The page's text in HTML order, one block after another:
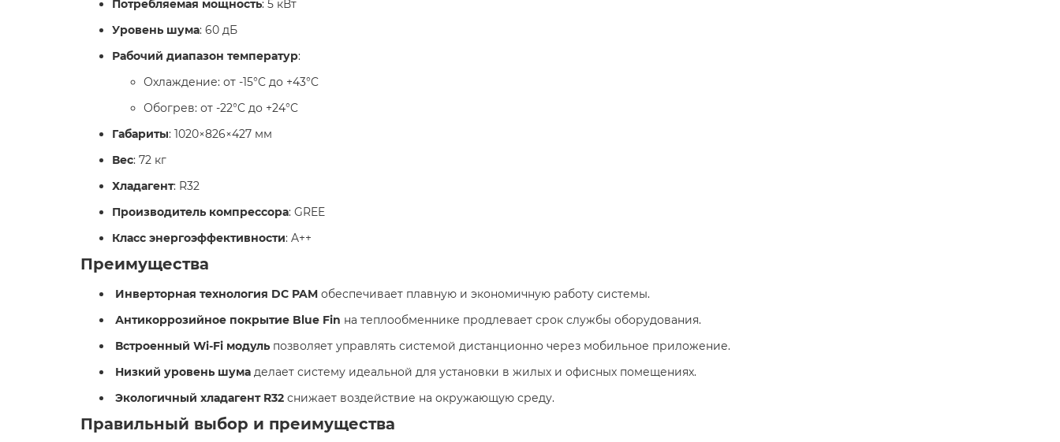
Потребляемая мощность: 5 кВт​
Уровень шума: 60 дБ​
Рабочий диапазон температур:
Охлаждение: от -15°C до +43°C​
Обогрев: от -22°C до +24°C​
Габариты: 1020×826×427 мм​
Вес: 72 кг​
Хладагент: R32​
Производитель компрессора: GREE​
Класс энергоэффективности: A++ ​
Преимущества
Инверторная технология DC PAM обеспечивает плавную и экономичную работу системы.​
Антикоррозийное покрытие Blue Fin на теплообменнике продлевает срок службы оборудования.​
Встроенный Wi-Fi модуль позволяет управлять системой дистанционно через мобильное приложение.​
Низкий уровень шума делает систему идеальной для установки в жилых и офисных помещениях.​
Экологичный хладагент R32 снижает воздействие на окружающую среду.​
Правильный выбор и преимущества